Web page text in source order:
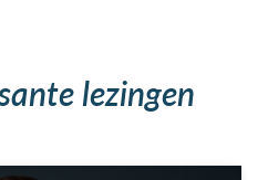
lezingen